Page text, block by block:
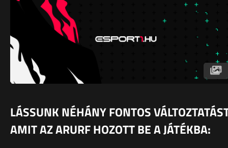
LÁSSUNK NÉHÁNY FONTOS
AMIT AZ ARURF HOZOTT BE A JÁTÉKBA: